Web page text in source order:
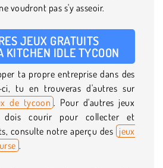
voudront pas s'y asseoir.
JEUX GRATUITS
KITCHEN IDLE TYCOON
ta propre entreprise dans des
tu en trouveras d'autres sur
de tycoon . Pour d'autres jeux
dois courir pour collecter et
consulte notre aperçu des jeux
.